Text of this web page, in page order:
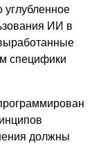
ИИ в
специфики
должны